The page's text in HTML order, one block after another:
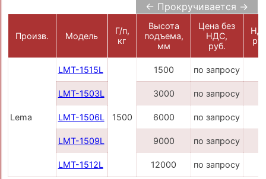
← Прокручивается →
Произв. Модель
Г/п,
кг
Высота
подъема,
мм
Цена без
НДС,
руб.
Lema
LMT-1515L
1500
1500 по запросу
LMT-1503L 3000 по запросу
LMT-1506L 6000 по запросу
LMT-1509L 9000 по запросу
LMT-1512L 12000 по запросу